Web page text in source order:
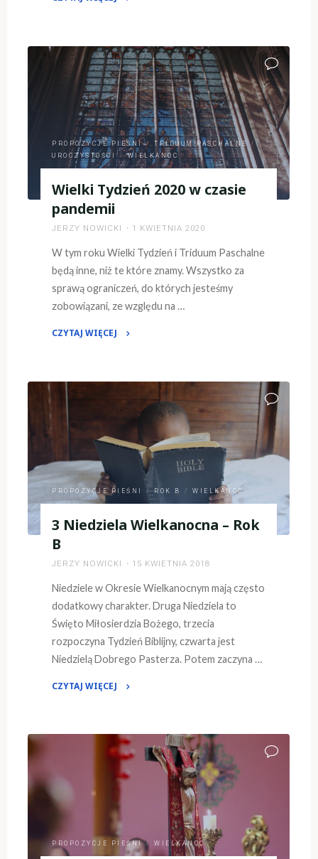
–
propozycje
pieśni"
PROPOZYCJE PIEŚNI / TRIDUUM PASCHALNE
/
UROCZYSTOŚCI
/ WIELKANOC
Wielki Tydzień 2020 w czasie
pandemii
JERZY NOWICKI 1 KWIETNIA 2020
W tym roku Wielki Tydzień i Triduum Paschalne
będą inne, niż te które znamy. Wszystko za
sprawą ograniczeń, do których jesteśmy
zobowiązani, ze względu na …
CZYTAJ WIĘCEJ
2020
PROPOZYCJE PIEŚNI / ROK B / WIELKANOC
3 Niedziela Wielkanocna – Rok
B
JERZY NOWICKI 15 KWIETNIA 2018
Niedziele w Okresie Wielkanocnym mają często
dodatkowy charakter. Druga Niedziela to
Święto Miłosierdzia Bożego, trzecia
rozpoczyna Tydzień Biblijny, czwarta jest
Niedzielą Dobrego Pasterza. Potem zaczyna …
CZYTAJ WIĘCEJ
Wielkanocna
PROPOZYCJE PIEŚNI / WIELKANOC